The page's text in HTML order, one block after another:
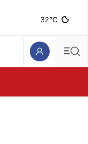
32℃